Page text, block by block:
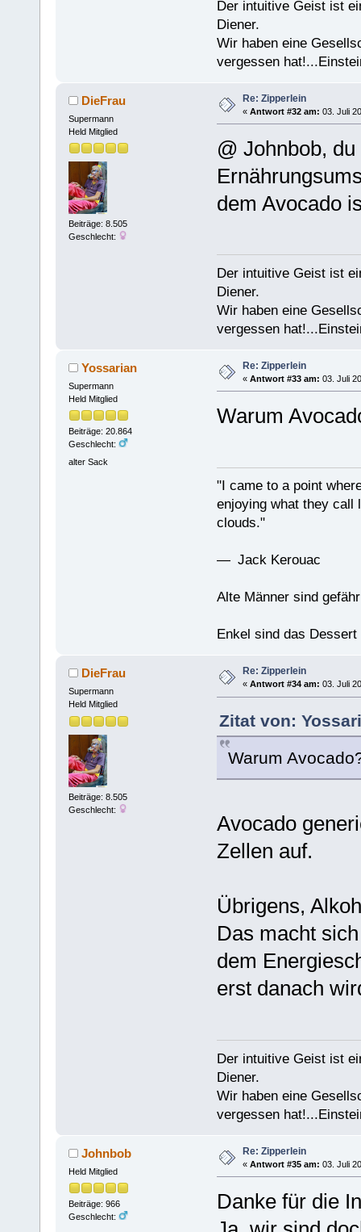
Der intuitive Geist ist
Diener.
Wir haben eine
vergessen
DieFrau
Supermann
Held Mitglied
Beiträge: 8.505
Geschlecht:
Re: Zipperlein
« Antwort #32 am: 03. Juli
@ Johnbob,
dem Avocado
Der intuitive Geist ist
Diener.
Wir haben eine
vergessen
Yossarian
Supermann
Held Mitglied
Beiträge: 20.864
Geschlecht:
alter Sack
Re: Zipperlein
« Antwort #33 am: 03. Juli
Warum
"I came to a point
enjoying what they call
clouds."
— Jack Kerouac
Alte Männer sind
Enkel sind das
DieFrau
Supermann
Held Mitglied
Beiträge: 8.505
Geschlecht:
Re: Zipperlein
« Antwort #34 am: 03. Juli
Zitat von:
Warum
Avocado
Zellen auf.
Übrigens,
Das macht
dem
erst danach
Der intuitive Geist ist
Diener.
Wir haben eine
vergessen
Johnbob
Held Mitglied
Beiträge: 966
Geschlecht:
Re: Zipperlein
« Antwort #35 am: 03. Juli
Danke für die